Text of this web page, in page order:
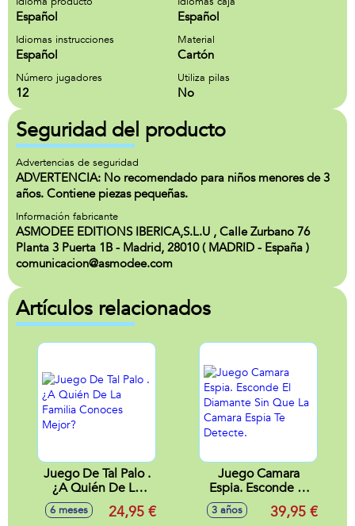
Español Español
Idiomas instrucciones
Español
Material
Cartón
Número jugadores
12
Utiliza pilas
No
Seguridad del producto
Advertencias de seguridad
ADVERTENCIA: No recomendado para niños menores de 3
años. Contiene piezas pequeñas.
Información fabricante
ASMODEE EDITIONS IBERICA,S.L.U , Calle Zurbano 76
Planta 3 Puerta 1B - Madrid, 28010 ( MADRID - España )
comunicacion@asmodee.com
Artículos relacionados
Juego De Tal Palo .
¿A Quién De La
Familia Conoces
Mejor?
6 meses 24,95 €
Juego Camara
Espia. Esconde El
Diamante Sin Que
La Camara Espia Te
3 años 39,95 €